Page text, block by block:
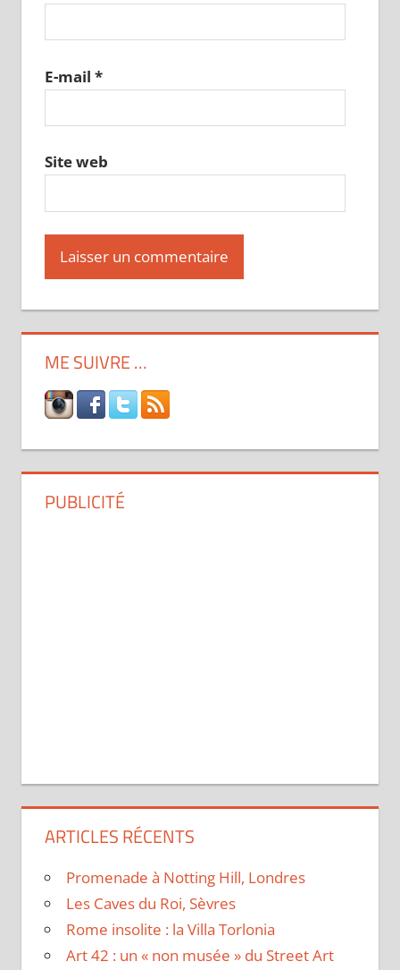
E-mail *
Site web
ME SUIVRE …
PUBLICITÉ
ARTICLES RÉCENTS
Promenade à Notting Hill, Londres
Les Caves du Roi, Sèvres
Rome insolite : la Villa Torlonia
Art 42 : un « non musée » du Street Art